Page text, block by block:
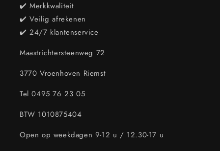
✔️ Merkkwaliteit
✔️ Veilig afrekenen
✔️ 24/7 klantenservice
Maastrichtersteenweg 72
3770 Vroenhoven Riemst
Tel 0495 76 23 05
BTW 1010875404
Open op weekdagen 9-12 u / 12.30-17 u